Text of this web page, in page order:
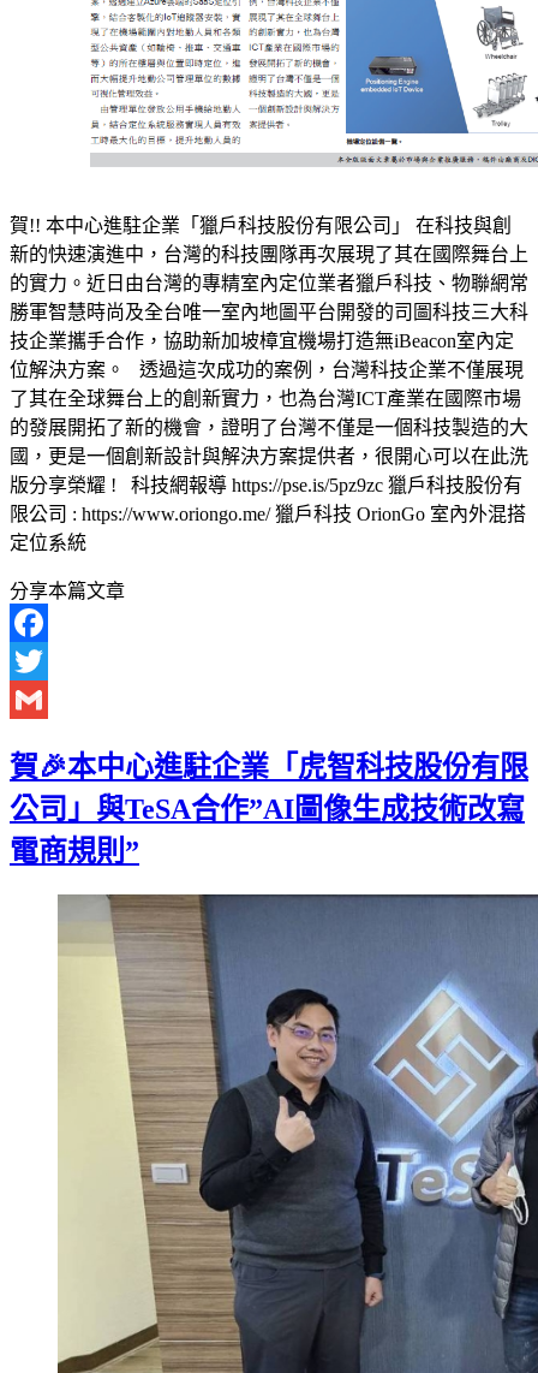
賀!! 本中心進駐企業「獵戶科技股份有限公司」 在科技與創
新的快速演進中，台灣的科技團隊再次展現了其在國際舞台上
的實力。近日由台灣的專精室內定位業者獵戶科技、物聯網常
勝軍智慧時尚及全台唯一室內地圖平台開發的司圖科技三大科
技企業攜手合作，協助新加坡樟宜機場打造無iBeacon室內定
位解決方案。 透過這次成功的案例，台灣科技企業不僅展現
了其在全球舞台上的創新實力，也為台灣ICT產業在國際市場
的發展開拓了新的機會，證明了台灣不僅是一個科技製造的大
國，更是一個創新設計與解決方案提供者，很開心可以在此洗
版分享榮耀 ! 科技網報導 https://pse.is/5pz9zc 獵戶科技股份有
限公司 : https://www.oriongo.me/ 獵戶科技 OrionGo 室內外混搭
定位系統
分享本篇文章
Facebook
Twitter
賀🎉本中心進駐企業「虎智科技股份有限
公司」與TeSA合作”AI圖像生成技術改寫
電商規則”